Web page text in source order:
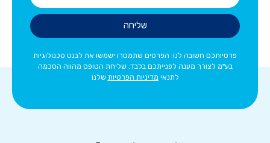
שליחה
פרטיותכם חשובה לנו: הפרטים שתמסרו ישמשו את לבנט טכנולוגיות
בע"מ לצורך מענה לפנייתכם בלבד. שליחת הטופס מהווה הסכמה
לתנאי מדיניות הפרטיות שלנו